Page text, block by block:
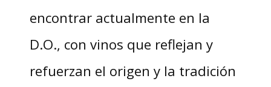
encontrar actualmente en la
D.O., con vinos que reflejan y
refuerzan el origen y la tradición